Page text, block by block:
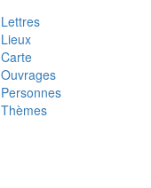
Lettres
Lieux
Carte
Ouvrages
Personnes
Thèmes